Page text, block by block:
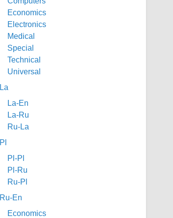
Economics
Electronics
Medical
Special
Technical
Universal
La
La-En
La-Ru
Ru-La
Pl
Pl-Pl
Pl-Ru
Ru-Pl
Ru-En
Economics